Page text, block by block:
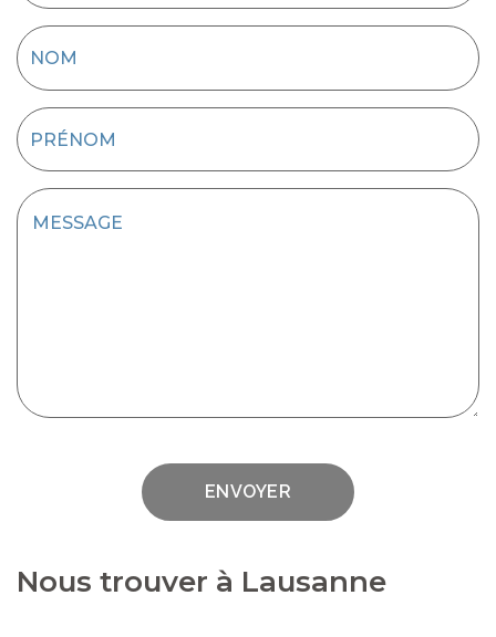
ENVOYER
Nous trouver à Lausanne